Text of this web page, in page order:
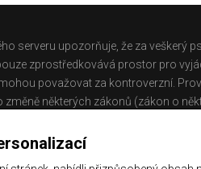
serveru upozorňuje, že za veškerý
zprostředkovává prostor pro
považovat za kontroverzní.
změně některých zákonů (zákon o